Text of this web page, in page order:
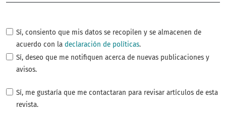
Sí, consiento que mis datos se recopilen y se almacenen de
acuerdo con ladeclaración de políticas.
Sí, deseo que me notifiquen acerca de nuevas publicaciones y
avisos.
Sí, me gustaría que me contactaran para revisar artículos de esta
revista.